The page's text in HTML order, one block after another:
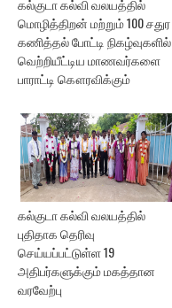
கல்குடா கல்வி வலயத்தில்
மொழித்திறன் மற்றும் 100 சதுர
கணித்தல் போட்டி நிகழ்வுகளில்
வெற்றியீட்டிய மாணவர்களை
பாராட்டி கௌரவிக்கும்
கல்குடா கல்வி வலயத்தில்
புதிதாக தெரிவு
செய்யப்பட்டுள்ள 19
அதிபர்களுக்கும் மகத்தான
வரவேற்பு